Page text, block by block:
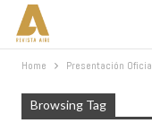
Home Presentación
Browsing Tag